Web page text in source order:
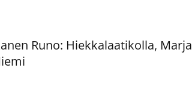
Runo: Hiekkalaatikolla, ​​​​​​​Marja